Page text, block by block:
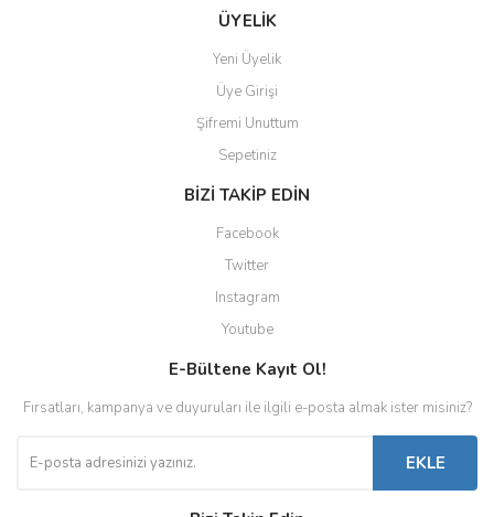
ÜYELİK
Yeni Üyelik
Üye Girişi
Şifremi Unuttum
Sepetiniz
BİZİ TAKİP EDİN
Facebook
Twitter
Instagram
Youtube
E-Bültene Kayıt Ol!
Fırsatları, kampanya ve duyuruları ile ilgili e-posta almak ister misiniz?
EKLE